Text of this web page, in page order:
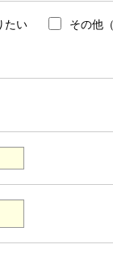
たい その他